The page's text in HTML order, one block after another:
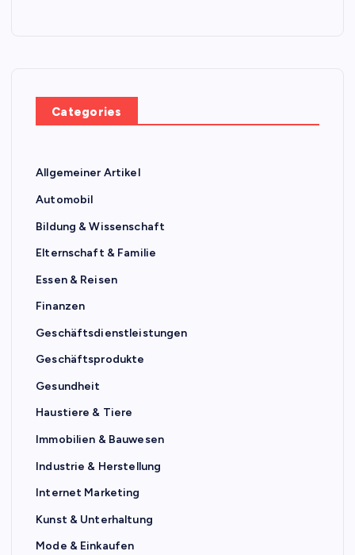
Categories
Allgemeiner Artikel
Automobil
Bildung & Wissenschaft
Elternschaft & Familie
Essen & Reisen
Finanzen
Geschäftsdienstleistungen
Geschäftsprodukte
Gesundheit
Haustiere & Tiere
Immobilien & Bauwesen
Industrie & Herstellung
Internet Marketing
Kunst & Unterhaltung
Mode & Einkaufen